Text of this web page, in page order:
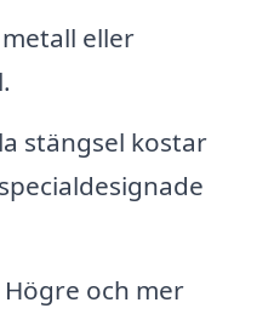
eller
stängsel kostar
Högre och mer